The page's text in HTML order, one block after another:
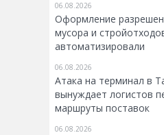
06.08.2026
Оформление
мусора и
автоматизировали
06.08.2026
Атака на терминал в
вынуждает логистов
маршруты поставок
06.08.2026